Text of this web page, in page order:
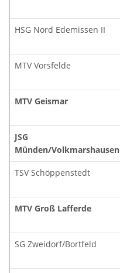
HSG Nord Edemissen II
MTV Vorsfelde
MTV Geismar
JSG
Münden/Volkmarshausen
TSV Schöppenstedt
MTV Groß Lafferde
SG Zweidorf/Bortfeld